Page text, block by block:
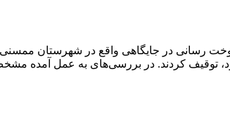
سوخت رسانی در جایگاهی واقع در شهرستان
گازوئیل حمل می‌کرد، توقیف کردند. در بررسی‌های